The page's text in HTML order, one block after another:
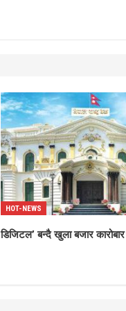
HOT-NEWS
डिजिटल’ बन्दै खुला बजार कारोबार